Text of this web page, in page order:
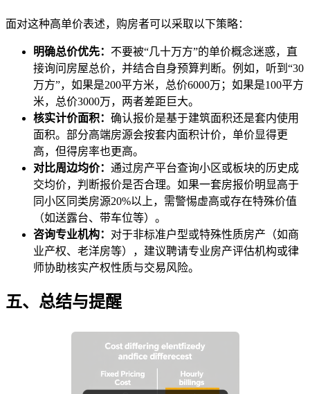
面对这种高单价表述，购房者可以采取以下策略：
明确总价优先： 不要被“几十万方”的单价概念迷惑，直
接询问房屋总价，并结合自身预算判断。例如，听到“30
万方”，如果是200平方米，总价6000万；如果是100平方
米，总价3000万，两者差距巨大。
核实计价面积： 确认报价是基于建筑面积还是套内使用
面积。部分高端房源会按套内面积计价，单价显得更
高，但得房率也更高。
对比周边均价： 通过房产平台查询小区或板块的历史成
交均价，判断报价是否合理。如果一套房报价明显高于
同小区同类房源20%以上，需警惕虚高或存在特殊价值
（如送露台、带车位等）。
咨询专业机构： 对于非标准户型或特殊性质房产（如商
业产权、老洋房等），建议聘请专业房产评估机构或律
师协助核实产权性质与交易风险。
五、总结与提醒